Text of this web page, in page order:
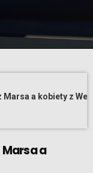
Marsa a